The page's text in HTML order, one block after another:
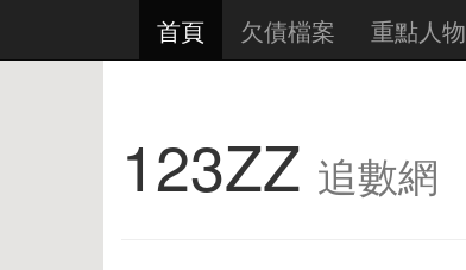
首頁 欠債檔案 重點人物
123ZZ 追數網